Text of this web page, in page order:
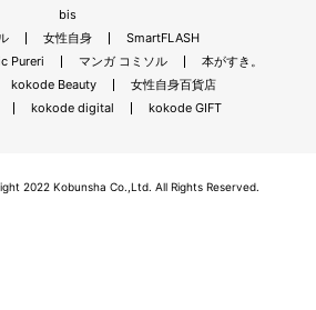
bis
女性自身
SmartFLASH
Pureri マンガ コミソル
本がすき。
kokode Beauty
女性自身百貨店
kokode digital kokode GIFT
2022 Kobunsha Co.,Ltd. All Rights Reserved.